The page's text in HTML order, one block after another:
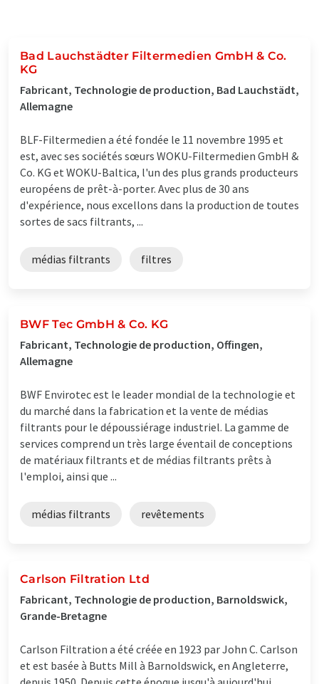
Bad Lauchstädter Filtermedien GmbH & Co.
KG
Fabricant, Technologie de production, Bad Lauchstädt,
Allemagne
BLF-Filtermedien a été fondée le 11 novembre 1995 et
est, avec ses sociétés sœurs WOKU-Filtermedien GmbH &
Co. KG et WOKU-Baltica, l'un des plus grands producteurs
européens de prêt-à-porter. Avec plus de 30 ans
d'expérience, nous excellons dans la production de toutes
sortes de sacs filtrants, ...
médias filtrants filtres
BWF Tec GmbH & Co. KG
Fabricant, Technologie de production, Offingen,
Allemagne
BWF Envirotec est le leader mondial de la technologie et
du marché dans la fabrication et la vente de médias
filtrants pour le dépoussiérage industriel. La gamme de
services comprend un très large éventail de conceptions
de matériaux filtrants et de médias filtrants prêts à
l'emploi, ainsi que ...
médias filtrants revêtements
Carlson Filtration Ltd
Fabricant, Technologie de production, Barnoldswick,
Grande-Bretagne
Carlson Filtration a été créée en 1923 par John C. Carlson
et est basée à Butts Mill à Barnoldswick, en Angleterre,